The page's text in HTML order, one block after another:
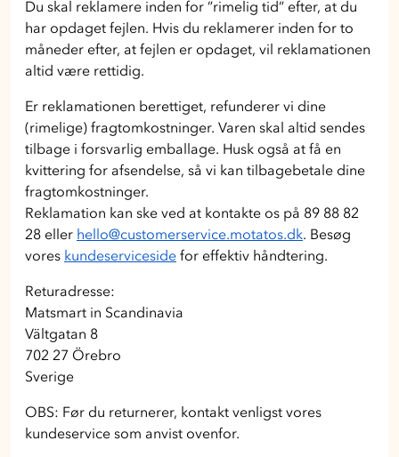
Du skal reklamere inden for ”rimelig tid” efter, at du
har opdaget fejlen. Hvis du reklamerer inden for to
måneder efter, at fejlen er opdaget, vil reklamationen
altid være rettidig.
Er reklamationen berettiget, refunderer vi dine
(rimelige) fragtomkostninger. Varen skal altid sendes
tilbage i forsvarlig emballage. Husk også at få en
kvittering for afsendelse, så vi kan tilbagebetale dine
fragtomkostninger.
Reklamation kan ske ved at kontakte os på 89 88 82
28 eller hello@customerservice.motatos.dk. Besøg
vores kundeserviceside for effektiv håndtering.
Returadresse:
Matsmart in Scandinavia
Vältgatan 8
702 27 Örebro
Sverige
OBS: Før du returnerer, kontakt venligst vores
kundeservice som anvist ovenfor.